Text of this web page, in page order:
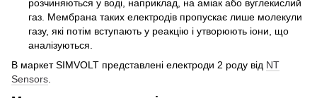
розчиняються у воді, наприклад, на аміак або вуглекислий
газ. Мембрана таких електродів пропускає лише молекули
газу, які потім вступають у реакцію і утворюють іони, що
аналізуються.
В маркет SIMVOLT представлені електроди 2 роду від NT
Sensors